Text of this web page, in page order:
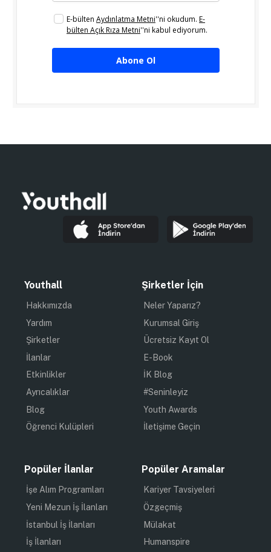
E-bülten Aydınlatma Metni''ni okudum. E-
bülten Açık Rıza Metni''ni kabul ediyorum.
Abone Ol
Youthall
Hakkımızda
Yardım
Şirketler
İlanlar
Etkinlikler
Ayrıcalıklar
Blog
Öğrenci Kulüpleri
Şirketler İçin
Neler Yaparız?
Kurumsal Giriş
Ücretsiz Kayıt Ol
E-Book
İK Blog
#Seninleyiz
Youth Awards
İletişime Geçin
Popüler İlanlar
İşe Alım Programları
Yeni Mezun İş İlanları
İstanbul İş İlanları
İş İlanları
Popüler Aramalar
Kariyer Tavsiyeleri
Özgeçmiş
Mülakat
Humanspire